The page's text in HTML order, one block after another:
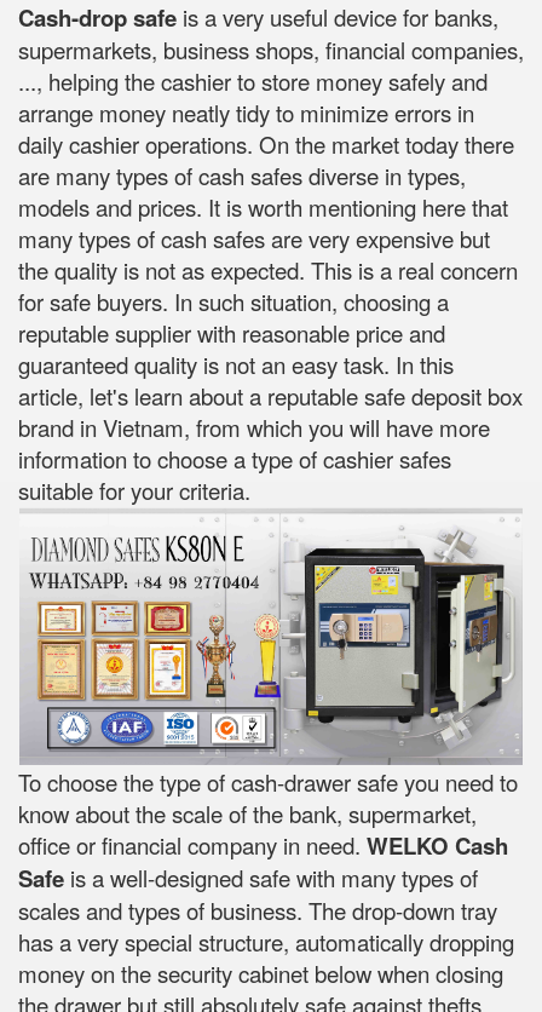
Cash-drop safe is a very useful device for banks,
supermarkets, business shops, financial companies,
..., helping the cashier to store money safely and
arrange money neatly tidy to minimize errors in
daily cashier operations. On the market today there
are many types of cash safes diverse in types,
models and prices. It is worth mentioning here that
many types of cash safes are very expensive but
the quality is not as expected. This is a real concern
for safe buyers. In such situation, choosing a
reputable supplier with reasonable price and
guaranteed quality is not an easy task. In this
article, let's learn about a reputable safe deposit box
brand in Vietnam, from which you will have more
information to choose a type of cashier safes
suitable for your criteria.
To choose the type of cash-drawer safe you need to
know about the scale of the bank, supermarket,
office or financial company in need. WELKO Cash
Safe is a well-designed safe with many types of
scales and types of business. The drop-down tray
has a very special structure, automatically dropping
money on the security cabinet below when closing
the drawer but still absolutely safe against thefts